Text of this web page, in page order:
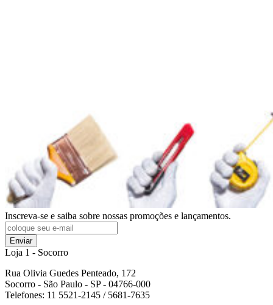
Inscreva-se e saiba sobre nossas promoções e lançamentos.
Enviar
Loja 1 - Socorro
Rua Olivia Guedes Penteado, 172
Socorro - São Paulo - SP - 04766-000
Telefones: 11 5521-2145 / 5681-7635